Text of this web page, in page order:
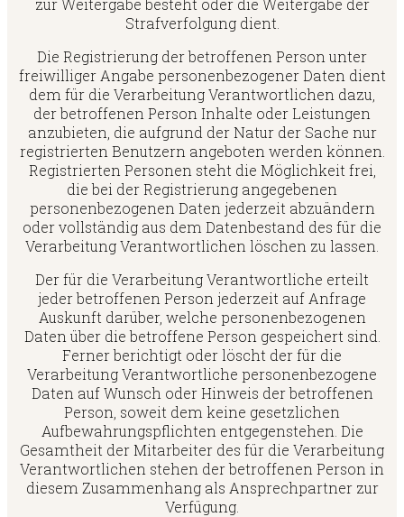
zur Weitergabe besteht oder die Weitergabe der
Strafverfolgung dient.
Die Registrierung der betroffenen Person unter
freiwilliger Angabe personenbezogener Daten dient
dem für die Verarbeitung Verantwortlichen dazu,
der betroffenen Person Inhalte oder Leistungen
anzubieten, die aufgrund der Natur der Sache nur
registrierten Benutzern angeboten werden können.
Registrierten Personen steht die Möglichkeit frei,
die bei der Registrierung angegebenen
personenbezogenen Daten jederzeit abzuändern
oder vollständig aus dem Datenbestand des für die
Verarbeitung Verantwortlichen löschen zu lassen.
Der für die Verarbeitung Verantwortliche erteilt
jeder betroffenen Person jederzeit auf Anfrage
Auskunft darüber, welche personenbezogenen
Daten über die betroffene Person gespeichert sind.
Ferner berichtigt oder löscht der für die
Verarbeitung Verantwortliche personenbezogene
Daten auf Wunsch oder Hinweis der betroffenen
Person, soweit dem keine gesetzlichen
Aufbewahrungspflichten entgegenstehen. Die
Gesamtheit der Mitarbeiter des für die Verarbeitung
Verantwortlichen stehen der betroffenen Person in
diesem Zusammenhang als Ansprechpartner zur
Verfügung.